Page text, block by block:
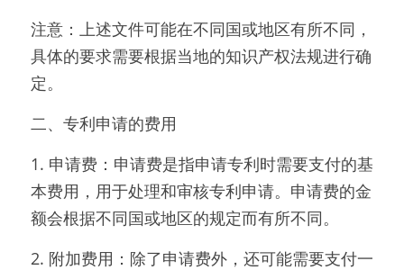
注意：上述文件可能在不同国或地区有所不同，
具体的要求需要根据当地的知识产权法规进行确
定。
二、专利申请的费用
1. 申请费：申请费是指申请专利时需要支付的基
本费用，用于处理和审核专利申请。申请费的金
额会根据不同国或地区的规定而有所不同。
2. 附加费用：除了申请费外，还可能需要支付一